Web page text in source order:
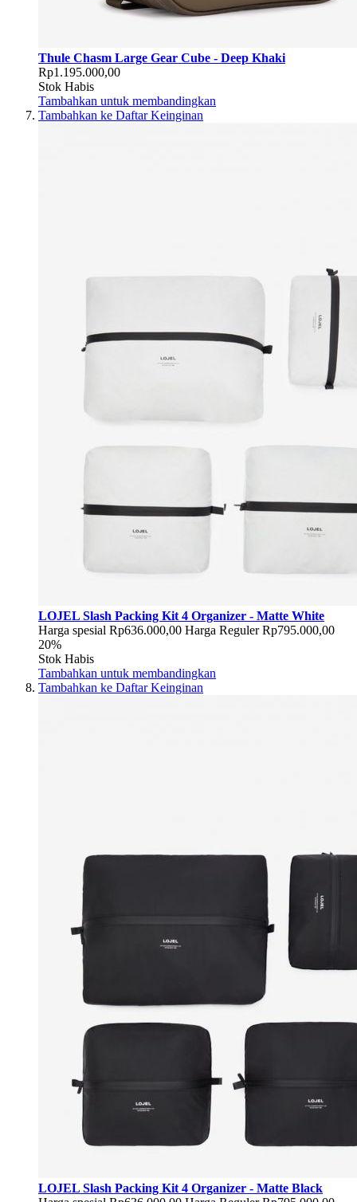
Thule Chasm Large Gear Cube - Deep Khaki
Rp1.195.000,00
Stok Habis
Tambahkan untuk membandingkan
Tambahkan ke Daftar Keinginan
LOJEL Slash Packing Kit 4 Organizer - Matte White
Harga spesial Rp636.000,00 Harga Reguler Rp795.000,00
20%
Stok Habis
Tambahkan untuk membandingkan
Tambahkan ke Daftar Keinginan
LOJEL Slash Packing Kit 4 Organizer - Matte Black